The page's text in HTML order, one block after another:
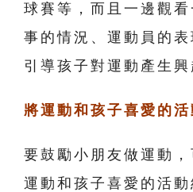
球賽等，而且一邊觀
事的情況、運動員的表
引導孩子對運動產生興
將運動和孩子喜愛的活
要鼓勵小朋友做運動
運動和孩子喜愛的活